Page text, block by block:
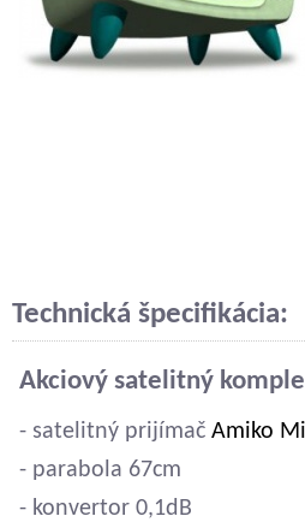
Technická špecifikácia:
Akciový satelitný
- satelitný prijímač Amiko
- parabola 67cm
- konvertor 0,1dB